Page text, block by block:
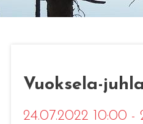
Vuoksela-juhla
24.07.2022 10:00 -